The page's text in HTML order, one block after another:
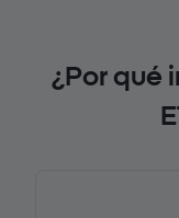
¿Por qué